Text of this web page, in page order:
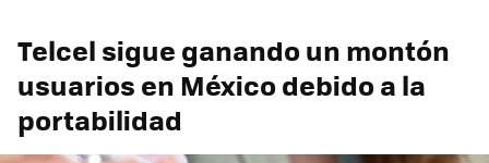
Telcel sigue ganando un montón
usuarios en México debido a la
portabilidad